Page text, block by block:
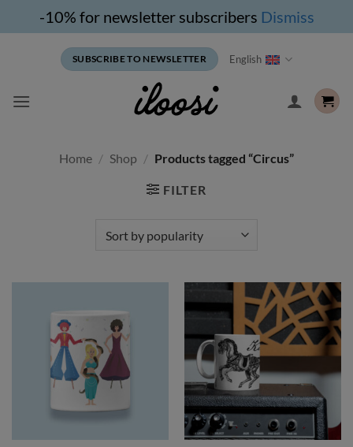
-10% for newsletter subscribers Dismiss
SUBSCRIBE TO NEWSLETTER English
Home / Shop / Products tagged “Circus”
FILTER